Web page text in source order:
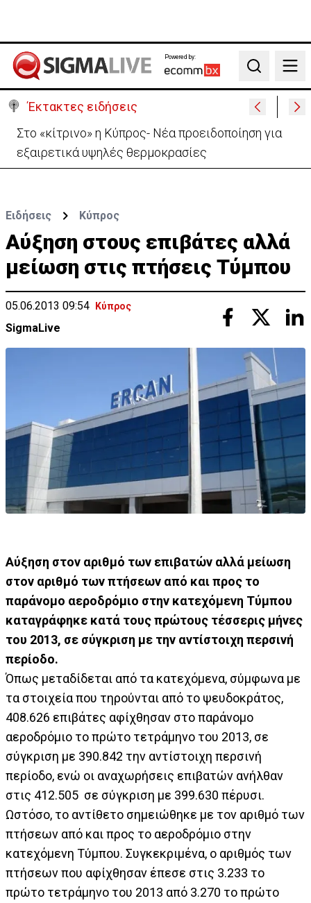
Powered by:
Search
Έκτακτες ειδήσεις
Κρίσιμα 18χρονος στη Λευκωσία - Εντοπίστηκε
δίπλα από ηλεκτρικό ποδήλατο
Ειδήσεις Κύπρος
Aύξηση στους επιβάτες αλλά
μείωση στις πτήσεις Τύμπου
05.06.2013 09:54 Κύπρος
SigmaLive
Αύξηση στον αριθμό των επιβατών αλλά μείωση
στον αριθμό των πτήσεων από και προς το
παράνομο αεροδρόμιο στην κατεχόμενη Τύμπου
καταγράφηκε κατά τους πρώτους τέσσερις μήνες
του 2013, σε σύγκριση με την αντίστοιχη περσινή
περίοδο.
Όπως μεταδίδεται από τα κατεχόμενα, σύμφωνα με
τα στοιχεία που τηρούνται από το ψευδοκράτος,
408.626 επιβάτες αφίχθησαν στο παράνομο
αεροδρόμιο το πρώτο τετράμηνο του 2013, σε
σύγκριση με 390.842 την αντίστοιχη περσινή
περίοδο, ενώ οι αναχωρήσεις επιβατών ανήλθαν
στις 412.505 σε σύγκριση με 399.630 πέρυσι.
Ωστόσο, το αντίθετο σημειώθηκε με τον αριθμό των
πτήσεων από και προς το αεροδρόμιο στην
κατεχόμενη Τύμπου. Συγκεκριμένα, ο αριθμός των
πτήσεων που αφίχθησαν έπεσε στις 3.233 το
πρώτο τετράμηνο του 2013 από 3.270 το πρώτο